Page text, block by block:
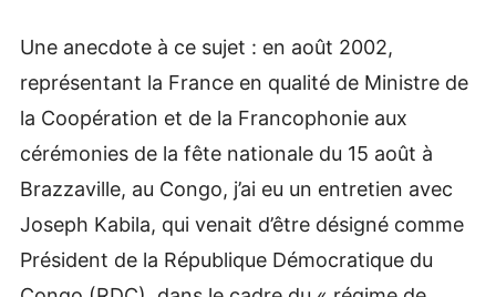
Une anecdote à ce sujet : en août 2002,
représentant la France en qualité de Ministre de
la Coopération et de la Francophonie aux
cérémonies de la fête nationale du 15 août à
Brazzaville, au Congo, j’ai eu un entretien avec
Joseph Kabila, qui venait d’être désigné comme
Président de la République Démocratique du